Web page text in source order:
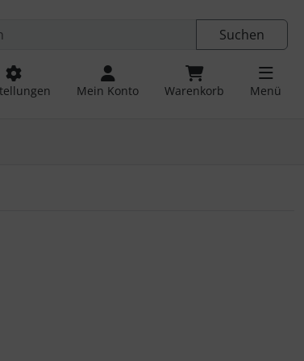
Suchen
Mein Konto Warenkorb Menü
Zum Vergrößern klicken Sie auf das Bild.